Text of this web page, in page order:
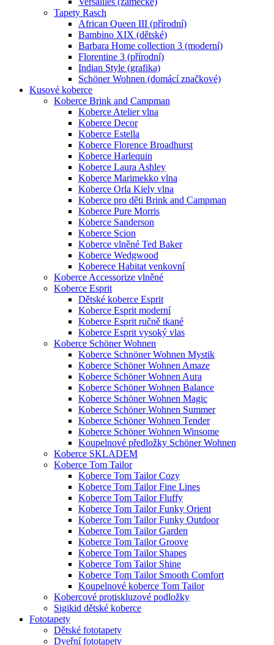
Tapety Rasch
African Queen III (přírodní)
Bambino XIX (dětské)
Barbara Home collection 3 (moderní)
Florentine 3 (přírodní)
Indian Style (grafika)
Schöner Wohnen (domácí značkové)
Kusové koberce
Koberce Brink and Campman
Koberce Atelier vlna
Koberce Decor
Koberce Estella
Koberce Florence Broadhurst
Koberce Harlequin
Koberce Laura Ashley
Koberce Marimekko vlna
Koberce Orla Kiely vlna
Koberce pro děti Brink and Campman
Koberce Pure Morris
Koberce Sanderson
Koberce Scion
Koberce vlněné Ted Baker
Koberce Wedgwood
Koberece Habitat venkovní
Koberce Accessorize vlněné
Koberce Esprit
Dětské koberce Esprit
Koberce Esprit moderní
Koberce Esprit ručně tkané
Koberce Esprit vysoký vlas
Koberce Schöner Wohnen
Koberce Schnöner Wohnen Mystik
Koberce Schöner Wohnen Amaze
Koberce Schöner Wohnen Aura
Koberce Schöner Wohnen Balance
Koberce Schöner Wohnen Magic
Koberce Schöner Wohnen Summer
Koberce Schöner Wohnen Tender
Koberce Schöner Wohnen Winsome
Koupelnové předložky Schöner Wohnen
Koberce SKLADEM
Koberce Tom Tailor
Koberce Tom Tailor Cozy
Koberce Tom Tailor Fine Lines
Koberce Tom Tailor Fluffy
Koberce Tom Tailor Funky Orient
Koberce Tom Tailor Funky Outdoor
Koberce Tom Tailor Garden
Koberce Tom Tailor Groove
Koberce Tom Tailor Shapes
Koberce Tom Tailor Shine
Koberce Tom Tailor Smooth Comfort
Koupelnové koberce Tom Tailor
Kobercové protiskluzové podložky
Sigikid dětské koberce
Fototapety
Dětské fototapety
Dveřní fototapety